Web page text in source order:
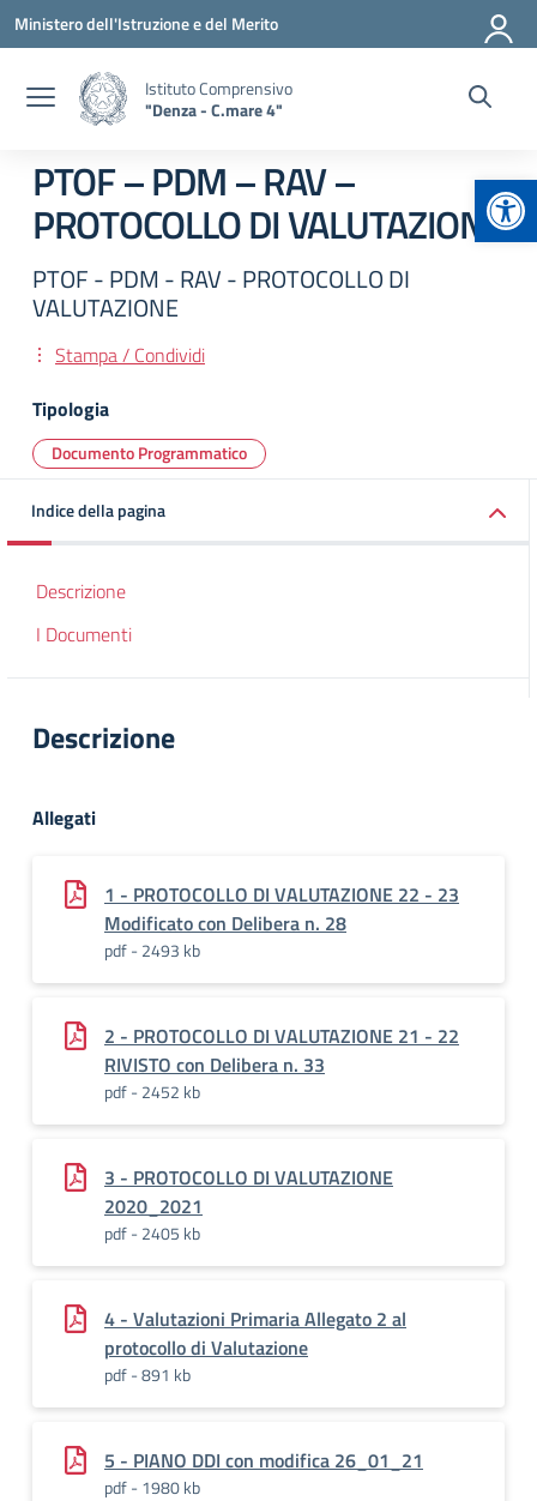
Vai ai contenuti
Vai al menu di navigazione
Vai al footer
Ministero dell'Istruzione e del Merito
Istituto Comprensivo
"Denza - C.mare 4"
PTOF – PDM – RAV –
PROTOCOLLO DI VALUTAZIONE
PTOF - PDM - RAV - PROTOCOLLO DI
VALUTAZIONE
Stampa / Condividi
Tipologia
Documento Programmatico
Indice della pagina
Descrizione
I Documenti
Descrizione
Allegati
1 - PROTOCOLLO DI VALUTAZIONE 22 - 23
Modificato con Delibera n. 28
pdf - 2493 kb
2 - PROTOCOLLO DI VALUTAZIONE 21 - 22
RIVISTO con Delibera n. 33
pdf - 2452 kb
3 - PROTOCOLLO DI VALUTAZIONE
2020_2021
pdf - 2405 kb
4 - Valutazioni Primaria Allegato 2 al
protocollo di Valutazione
pdf - 891 kb
5 - PIANO DDI con modifica 26_01_21
pdf - 1980 kb